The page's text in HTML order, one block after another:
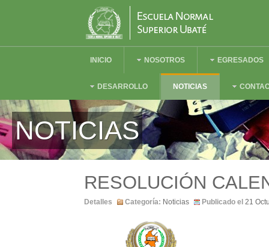
INICIO NOSOTROS EGRESADOS
DESARROLLO NOTICIAS
NOTICIAS
RESOLUCIÓN
Detalles Categoría: Noticias Publicado el 21